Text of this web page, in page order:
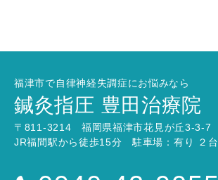
福津市で自律神経失調症にお悩みなら
鍼灸指圧 豊田治療院
〒811-3214 福岡県福津市花見が丘3-3-7
JR福間駅から徒歩15分 駐車場：有り ２台